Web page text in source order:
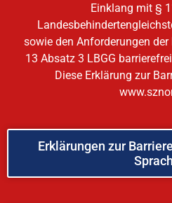
Einklang mit §
sowie den Anforderungen
13 Absatz 3 LBGG
Diese Erklärung zur
Erklärungen zur